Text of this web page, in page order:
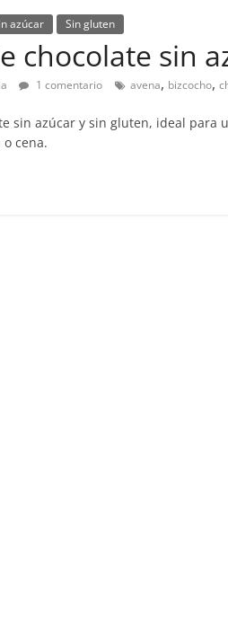
azúcar Sin gluten
chocolate sin
1 comentario avena, bizcocho,
sin azúcar y sin gluten, ideal para
cena.